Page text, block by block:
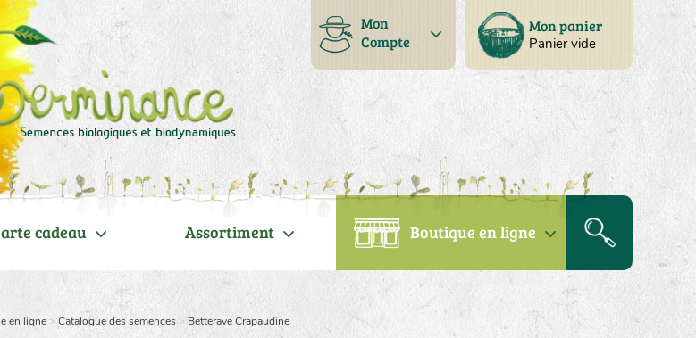
Mon panier
Panier vide
Mon
Compte
cadeau Assortiment Boutique en ligne
en ligne>Catalogue des semences > Betterave Crapaudine